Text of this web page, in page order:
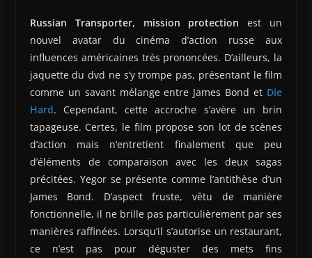
Russian Transporter, mission protection est un
nouvel avatar du cinéma d’action russe aux
influences américaines très prononcées. D’ailleurs, la
jaquette du dvd ne s’y trompe pas, présentant le film
comme un savant mélange entre James Bond et Die
Hard. Cependant, cette accroche s’avère un brin
tapageuse. Certes, le film propose son lot de scènes
d’action mais n’entretient finalement que peu
d’éléments de comparaison avec les deux sagas
précitées. Yegor se présente comme l’antithèse d’un
James Bond. D’aspect fruste, vêtu de manière
fonctionnelle, il ne brille pas particulièrement par ses
manières raffinées. Lorsqu’il s’autorise un restaurant,
ce n’est pas pour déguster des mets fins